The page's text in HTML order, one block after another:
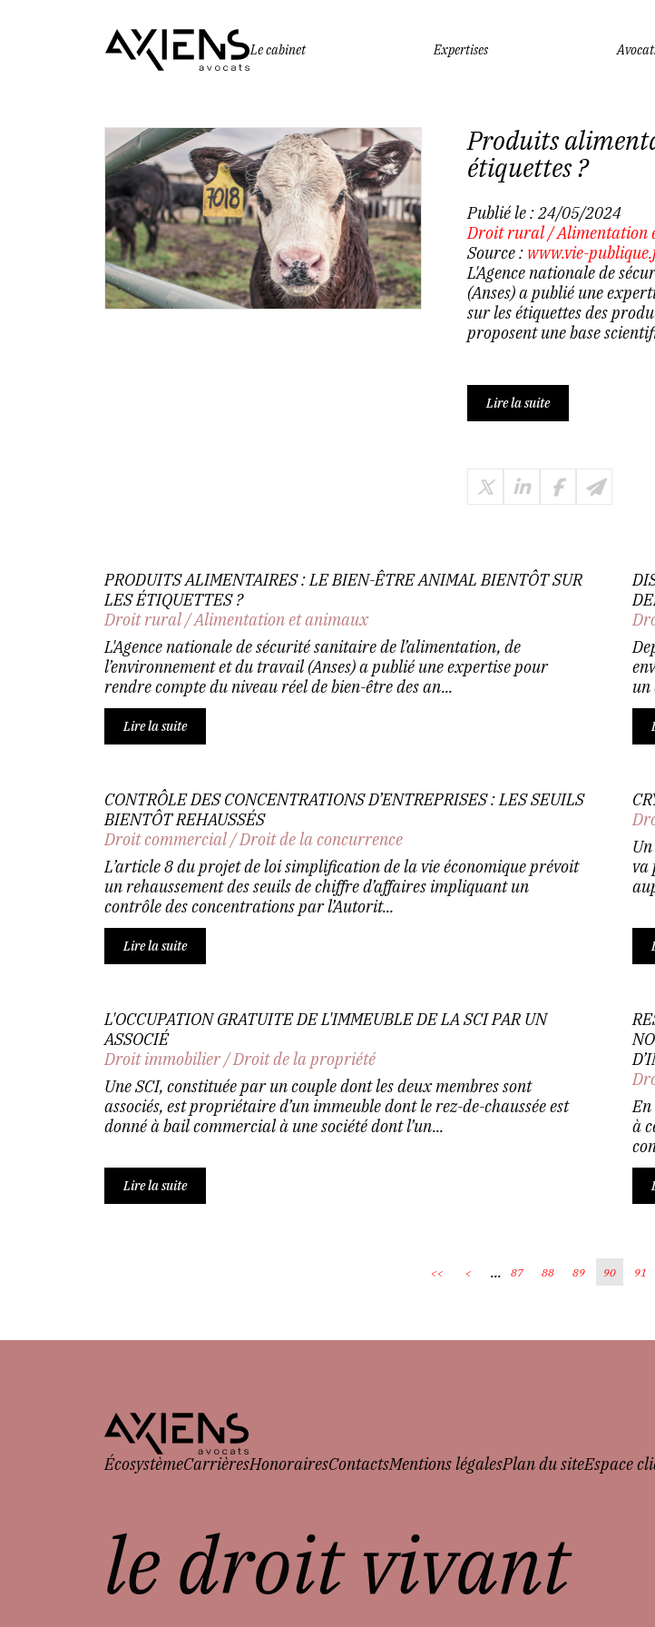
Le cabinet
Expertises
Produits
étiquettes ?
Publié le :24/05/2024
Droit rural/Alimentation
Source : www.vie-
L'Agence nationale de
(Anses) a publié une
sur les étiquettes des
proposent une base
Lire la suite
PRODUITS ALIMENTAIRES : LE BIEN-ÊTRE ANIMAL BIENTÔT SUR
LES ÉTIQUETTES ?
Droit rural/Alimentation et animaux
L'Agence nationale de sécurité sanitaire de l’alimentation, de
l’environnement et du travail (Anses) a publié une expertise pour
rendre compte du niveau réel de bien-être des an...
Lire la suite
un
CONTRÔLE DES CONCENTRATIONS D’ENTREPRISES : LES SEUILS
BIENTÔT REHAUSSÉS
Droit commercial/Droit de la concurrence
L’article 8 du projet de loi simplification de la vie économique prévoit
un rehaussement des seuils de chiffre d’affaires impliquant un
contrôle des concentrations par l’Autorit...
Lire la suite
va
L'OCCUPATION GRATUITE DE L'IMMEUBLE DE LA SCI PAR UN
ASSOCIÉ
Droit immobilier/Droit de la propriété
Une SCI, constituée par un couple dont les deux membres sont
associés, est propriétaire d’un immeuble dont le rez-de-chaussée est
donné à bail commercial à une société dont l’un...
Lire la suite
à
<< < ... 87 88 89 90 91
ÉcosystèmeCarrièresHonorairesContactsMentions légalesPlan du siteEspace
le droit vivant